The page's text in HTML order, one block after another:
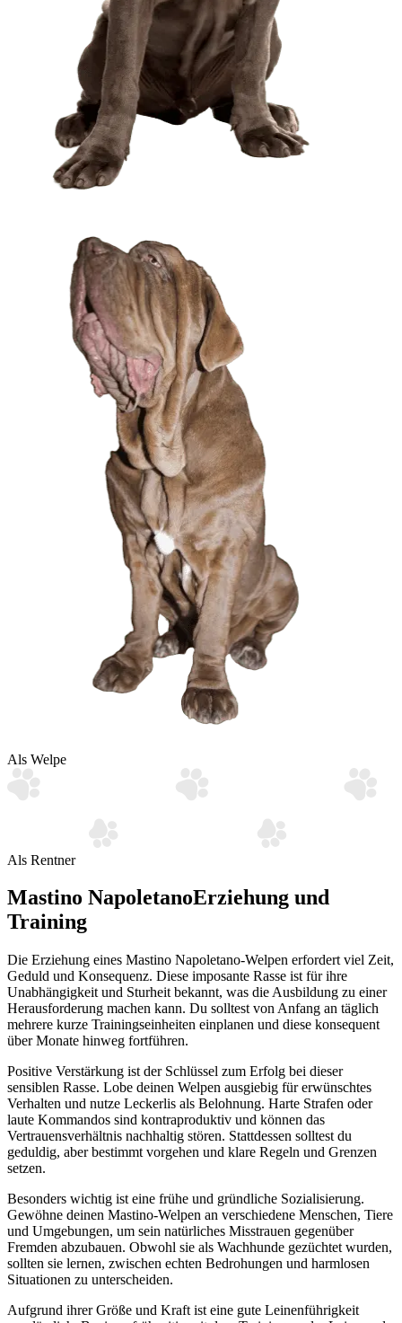
Als Welpe
Als Rentner
Mastino NapoletanoErziehung und
Training
Die Erziehung eines Mastino Napoletano-Welpen erfordert viel Zeit,
Geduld und Konsequenz. Diese imposante Rasse ist für ihre
Unabhängigkeit und Sturheit bekannt, was die Ausbildung zu einer
Herausforderung machen kann. Du solltest von Anfang an täglich
mehrere kurze Trainingseinheiten einplanen und diese konsequent
über Monate hinweg fortführen.
Positive Verstärkung ist der Schlüssel zum Erfolg bei dieser
sensiblen Rasse. Lobe deinen Welpen ausgiebig für erwünschtes
Verhalten und nutze Leckerlis als Belohnung. Harte Strafen oder
laute Kommandos sind kontraproduktiv und können das
Vertrauensverhältnis nachhaltig stören. Stattdessen solltest du
geduldig, aber bestimmt vorgehen und klare Regeln und Grenzen
setzen.
Besonders wichtig ist eine frühe und gründliche Sozialisierung.
Gewöhne deinen Mastino-Welpen an verschiedene Menschen, Tiere
und Umgebungen, um sein natürliches Misstrauen gegenüber
Fremden abzubauen. Obwohl sie als Wachhunde gezüchtet wurden,
sollten sie lernen, zwischen echten Bedrohungen und harmlosen
Situationen zu unterscheiden.
Aufgrund ihrer Größe und Kraft ist eine gute Leinenführigkeit